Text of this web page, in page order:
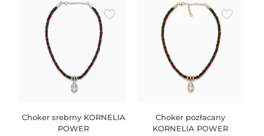
Choker srebrny KORNELIA
POWER
Choker pozłacany
KORNELIA POWER